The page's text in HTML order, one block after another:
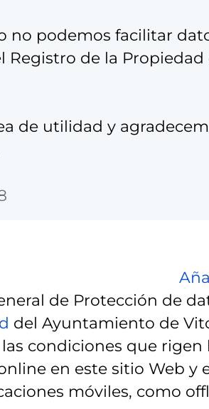
no podemos facilitar
Registro de la
de utilidad y
de Protección de
del Ayuntamiento de
condiciones que rigen
en este sitio Web y
móviles, como